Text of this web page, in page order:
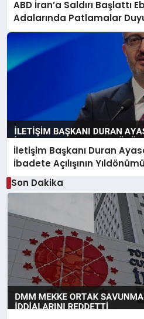
ABD İran’a Saldırı Başlattı
Adalarında Patlamalar
İletişim Başkanı Duran
İbadete Açılışının
Son Dakika